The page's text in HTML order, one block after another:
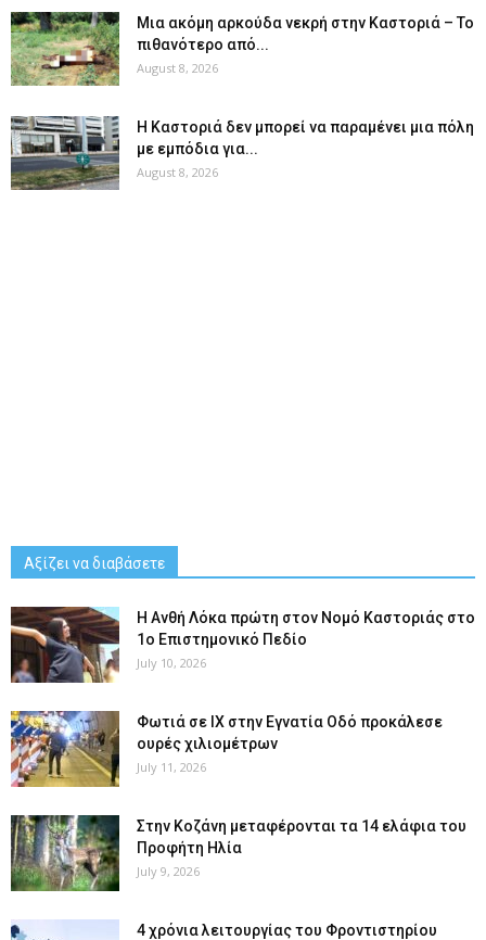
Μια ακόμη αρκούδα νεκρή στην Καστοριά – Το
πιθανότερο από...
August 8, 2026
Η Καστοριά δεν μπορεί να παραμένει μια πόλη
με εμπόδια για...
August 8, 2026
Αξίζει να διαβάσετε
Η Ανθή Λόκα πρώτη στον Νομό Καστοριάς στο
1ο Επιστημονικό Πεδίο
July 10, 2026
Φωτιά σε ΙΧ στην Εγνατία Οδό προκάλεσε
ουρές χιλιομέτρων
July 11, 2026
Στην Κοζάνη μεταφέρονται τα 14 ελάφια του
Προφήτη Ηλία
July 9, 2026
4 χρόνια λειτουργίας του Φροντιστηρίου